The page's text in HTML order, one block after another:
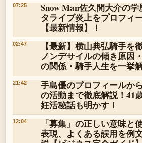
07:25
Snow Man佐久間大介の
タライブ炎上をプロフィ
【最新情報】！
02:47
【最新】横山典弘騎手を
ノンデサイルの傾き原因
の関係・騎手人生を一挙
21:42
手島優のプロフィールか
の活動まで徹底解説！41
妊活秘話も明かす！
12:04
「募集」の正しい意味と
表現、よくある誤用を例